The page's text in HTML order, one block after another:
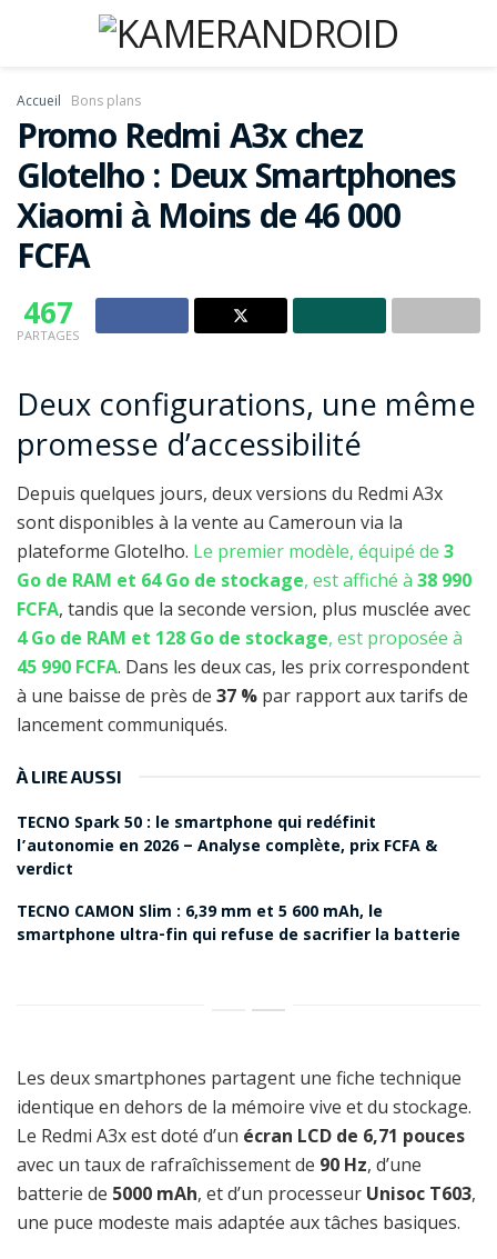
Accueil Bons plans
Promo Redmi A3x chez
Glotelho : Deux Smartphones
Xiaomi à Moins de 46 000
FCFA
467
PARTAGES
Deux configurations, une même
promesse d’accessibilité
Depuis quelques jours, deux versions du Redmi A3x
sont disponibles à la vente au Cameroun via la
plateforme Glotelho. Le premier modèle, équipé de 3
Go de RAM et 64 Go de stockage, est affiché à 38 990
FCFA, tandis que la seconde version, plus musclée avec
4 Go de RAM et 128 Go de stockage, est proposée à
45 990 FCFA. Dans les deux cas, les prix correspondent
à une baisse de près de 37 % par rapport aux tarifs de
lancement communiqués.
À LIRE AUSSI
TECNO Spark 50 : le smartphone qui redéfinit
l’autonomie en 2026 – Analyse complète, prix FCFA &
verdict
TECNO CAMON Slim : 6,39 mm et 5 600 mAh, le
smartphone ultra-fin qui refuse de sacrifier la batterie
Les deux smartphones partagent une fiche technique
identique en dehors de la mémoire vive et du stockage.
Le Redmi A3x est doté d’un écran LCD de 6,71 pouces
avec un taux de rafraîchissement de 90 Hz, d’une
batterie de 5000 mAh, et d’un processeur Unisoc T603,
une puce modeste mais adaptée aux tâches basiques.